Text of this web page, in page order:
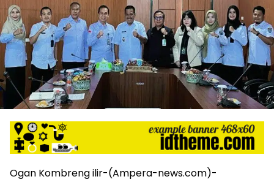
relatif
lebih
murah
dari
Koran
maupun
media
siber
lainnya,
desain
Koran
dan
siber
Ogan Kombreng ilir-(Ampera-news.com)-